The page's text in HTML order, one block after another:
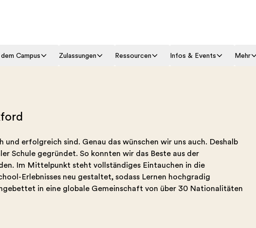
Campus Zulassungen Ressourcen Infos & Events Mehr
erfolgreich sind. Genau das wünschen wir uns auch. Deshalb
Schule gegründet. So konnten wir das Beste aus der
Im Mittelpunkt steht vollständiges Eintauchen in die
Erlebnisses neu gestaltet, sodass Lernen hochgradig
in eine globale Gemeinschaft von über 30 Nationalitäten